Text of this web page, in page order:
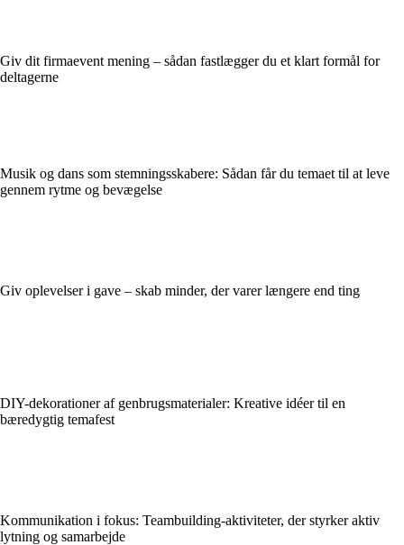
Giv dit firmaevent mening – sådan fastlægger du et klart formål for
deltagerne
Musik og dans som stemningsskabere: Sådan får du temaet til at leve
gennem rytme og bevægelse
Giv oplevelser i gave – skab minder, der varer længere end ting
DIY-dekorationer af genbrugsmaterialer: Kreative idéer til en
bæredygtig temafest
Kommunikation i fokus: Teambuilding‑aktiviteter, der styrker aktiv
lytning og samarbejde